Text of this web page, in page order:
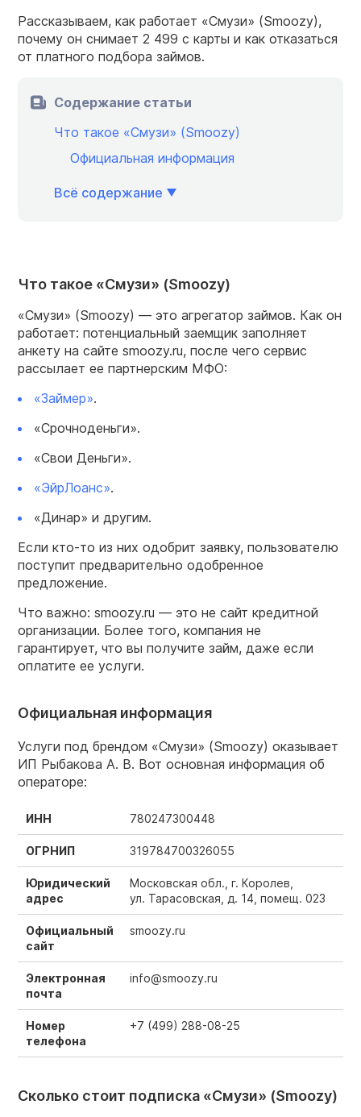
Рассказываем, как работает «Смузи» (Smoozy),
почему он снимает 2 499 с карты и как отказаться
от платного подбора займов.
Содержание статьи
Что такое «Смузи» (Smoozy)
Официальная информация
Всё содержание
Что такое «Смузи» (Smoozy)
«Смузи» (Smoozy) — это агрегатор займов. Как он
работает: потенциальный заемщик заполняет
анкету на сайте smoozy.ru, после чего сервис
рассылает ее партнерским МФО:
«Займер».
«Срочноденьги».
«Свои Деньги».
«ЭйрЛоанс».
«Динар» и другим.
Если кто-то из них одобрит заявку, пользователю
поступит предварительно одобренное
предложение.
Что важно: smoozy.ru — это не сайт кредитной
организации. Более того, компания не
гарантирует, что вы получите займ, даже если
оплатите ее услуги.
Официальная информация
Услуги под брендом «Смузи» (Smoozy) оказывает
ИП Рыбакова А. В. Вот основная информация об
операторе:
ИНН 780247300448
ОГРНИП 319784700326055
Юридический
адрес
Московская обл., г. Королев,
ул. Тарасовская, д. 14, помещ. 023
Официальный
сайт
smoozy.ru
Электронная
почта
info@smoozy.ru
Номер
телефона
+7 (499) 288-08-25
Сколько стоит подписка «Смузи» (Smoozy)